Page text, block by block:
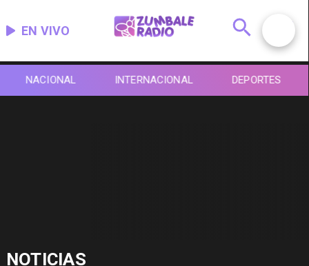
EN VIVO
NACIONAL INTERNACIONAL DEPORTES
NOTICIAS